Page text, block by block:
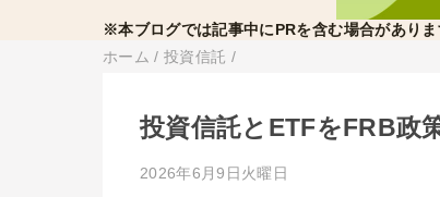
※本ブログでは記事中にPRを含む場合がありま
ホーム /投資信託 /
投資信託とETFをFRB政
2026年6月9日火曜日